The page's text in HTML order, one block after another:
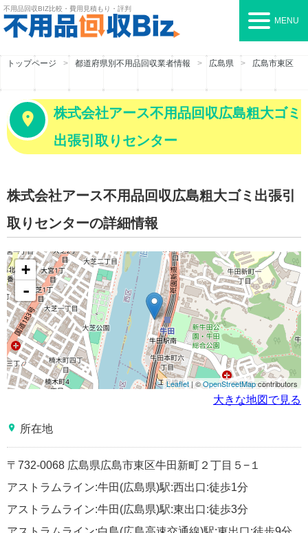
不用品回収BIZ比較・費用見積もり・評判
MENU
トップページ 都道府県別不用品回収業者情報 広島県 広島市東区
株式会社アース不用品回収広島粗大ゴミ
出張引取りセンター
株式会社アース不用品回収広島粗大ゴミ出張引
取りセンターの詳細情報
+
-
Leaflet| ©OpenStreetMapcontributors
大きな地図で見る
place 所在地
〒732-0068 広島県広島市東区牛田新町２丁目５−１
アストラムライン:牛田(広島県)駅:西出口:徒歩1分
アストラムライン:牛田(広島県)駅:東出口:徒歩3分